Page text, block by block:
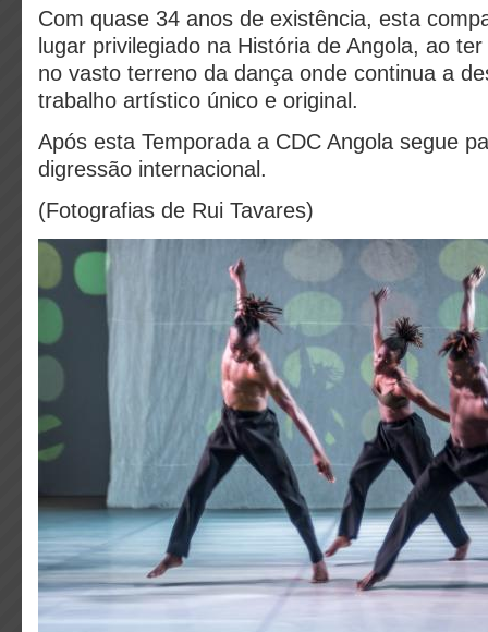
Com quase 34 anos de existência, esta
lugar privilegiado na História de Angola, ao ter
no vasto terreno da dança onde continua a
trabalho artístico único e original.
Após esta Temporada a CDC Angola segue
digressão internacional.
(Fotografias de Rui Tavares)